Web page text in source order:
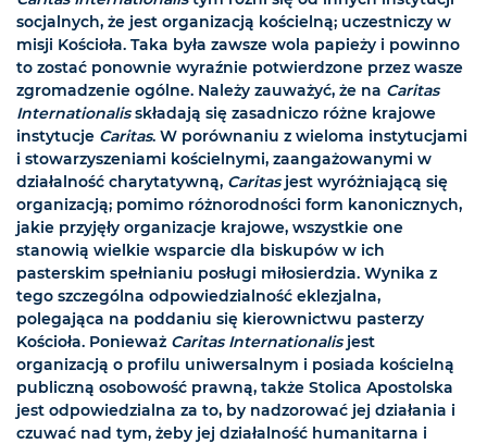
socjalnych, że jest organizacją kościelną; uczestniczy w
misji Kościoła. Taka była zawsze wola papieży i powinno
to zostać ponownie wyraźnie potwierdzone przez wasze
zgromadzenie ogólne. Należy zauważyć, że na Caritas
Internationalisskładają się zasadniczo różne krajowe
instytucje Caritas. W porównaniu z wieloma instytucjami
i stowarzyszeniami kościelnymi, zaangażowanymi w
działalność charytatywną, Caritasjest wyróżniającą się
organizacją; pomimo różnorodności form kanonicznych,
jakie przyjęły organizacje krajowe, wszystkie one
stanowią wielkie wsparcie dla biskupów w ich
pasterskim spełnianiu posługi miłosierdzia. Wynika z
tego szczególna odpowiedzialność eklezjalna,
polegająca na poddaniu się kierownictwu pasterzy
Kościoła. Ponieważ Caritas Internationalisjest
organizacją o profilu uniwersalnym i posiada kościelną
publiczną osobowość prawną, także Stolica Apostolska
jest odpowiedzialna za to, by nadzorować jej działania i
czuwać nad tym, żeby jej działalność humanitarna i